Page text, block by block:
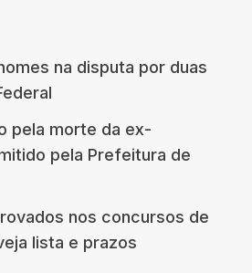
na disputa por duas
pela morte da ex-
pela Prefeitura de
nos concursos de
lista e prazos